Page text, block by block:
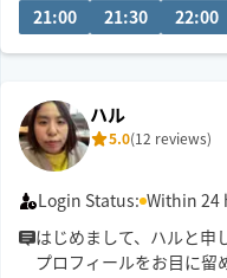
21:00 21:30 22:00
ハル
5.0(12 reviews)
Login Status: Within 24
はじめまして、ハルと申
プロフィールをお目に留